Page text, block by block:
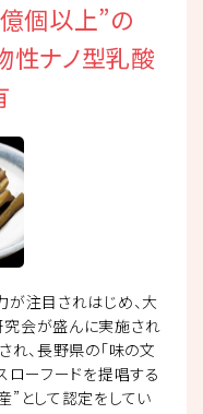
個以上”の
性ナノ型乳酸
が注目されはじめ、大
会が盛んに実施され
れ、長野県の「味の文
ローフードを提唱する
として認定をしてい